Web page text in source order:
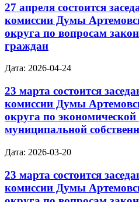
27 апреля состоится
комиссии Думы
округа по вопросам
граждан
Дата: 2026-04-24
23 марта состоится
комиссии Думы
округа по
муниципальной
Дата: 2026-03-20
23 марта состоится
комиссии Думы